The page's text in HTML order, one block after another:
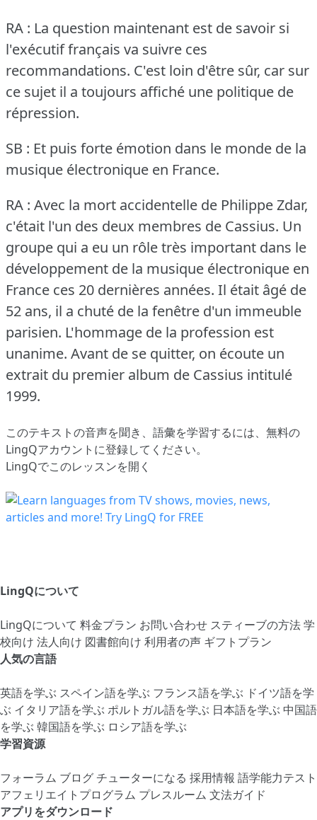
RA : La question maintenant est de savoir si
l'exécutif français va suivre ces
recommandations. C'est loin d'être sûr, car sur
ce sujet il a toujours affiché une politique de
répression.
SB : Et puis forte émotion dans le monde de la
musique électronique en France.
RA : Avec la mort accidentelle de Philippe Zdar,
c'était l'un des deux membres de Cassius. Un
groupe qui a eu un rôle très important dans le
développement de la musique électronique en
France ces 20 dernières années. Il était âgé de
52 ans, il a chuté de la fenêtre d'un immeuble
parisien. L'hommage de la profession est
unanime. Avant de se quitter, on écoute un
extrait du premier album de Cassius intitulé
1999.
このテキストの音声を聞き、語彙を学習するには、 無料の
LingQアカウントに登録してください。
LingQでこのレッスンを開く
LingQについて
LingQについて 料金プラン お問い合わせ スティーブの方法学
校向け 法人向け 図書館向け 利用者の声 ギフトプラン
人気の言語
英語を学ぶ スペイン語を学ぶ フランス語を学ぶ ドイツ語を学
ぶ イタリア語を学ぶ ポルトガル語を学ぶ 日本語を学ぶ 中国語
を学ぶ 韓国語を学ぶ ロシア語を学ぶ
学習資源
フォーラム ブログチューターになる 採用情報 語学能力テスト
アフェリエイトプログラム プレスルーム 文法ガイド
アプリをダウンロード